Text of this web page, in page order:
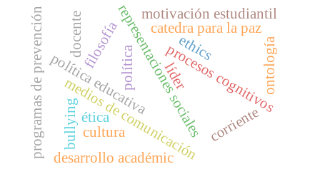
representaciones sociales
líder
política educativa
programas de prevención procesos cognitivos
motivación estudiantil
medios de comunicación
política
ética
ethics
corriente
filosofía catedra para la paz
desarrollo académic
ontología
bullying
docente
cultura